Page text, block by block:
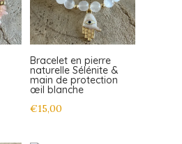
Bracelet en pierre
naturelle Sélénite &
main de protection
œil blanche
€15,00